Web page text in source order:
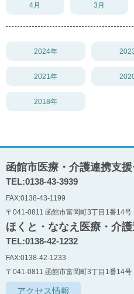
4月 3月
2024年
2021年
2018年
函館市医療・介護連携支
TEL:0138-43-3939
FAX:0138-43-1199
〒041-0811 函館市富岡町3丁目1番14号
ほくと・ななえ医療・介
TEL:0138-42-1232
FAX:0138-42-1233
〒041-0811 函館市富岡町3丁目1番14号
アクセス情報